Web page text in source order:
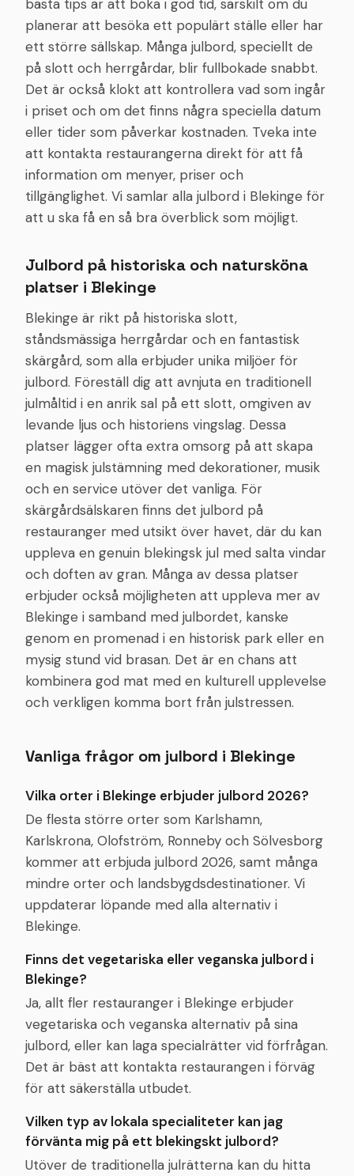
bästa tips är att boka i god tid, särskilt om du
planerar att besöka ett populärt ställe eller har
ett större sällskap. Många julbord, speciellt de
på slott och herrgårdar, blir fullbokade snabbt.
Det är också klokt att kontrollera vad som ingår
i priset och om det finns några speciella datum
eller tider som påverkar kostnaden. Tveka inte
att kontakta restaurangerna direkt för att få
information om menyer, priser och
tillgänglighet. Vi samlar alla julbord i Blekinge för
att u ska få en så bra överblick som möjligt.
Julbord på historiska och natursköna
platser i Blekinge
Blekinge är rikt på historiska slott,
ståndsmässiga herrgårdar och en fantastisk
skärgård, som alla erbjuder unika miljöer för
julbord. Föreställ dig att avnjuta en traditionell
julmåltid i en anrik sal på ett slott, omgiven av
levande ljus och historiens vingslag. Dessa
platser lägger ofta extra omsorg på att skapa
en magisk julstämning med dekorationer, musik
och en service utöver det vanliga. För
skärgårdsälskaren finns det julbord på
restauranger med utsikt över havet, där du kan
uppleva en genuin blekingsk jul med salta vindar
och doften av gran. Många av dessa platser
erbjuder också möjligheten att uppleva mer av
Blekinge i samband med julbordet, kanske
genom en promenad i en historisk park eller en
mysig stund vid brasan. Det är en chans att
kombinera god mat med en kulturell upplevelse
och verkligen komma bort från julstressen.
Vanliga frågor om julbord i Blekinge
Vilka orter i Blekinge erbjuder julbord 2026?
De flesta större orter som Karlshamn,
Karlskrona, Olofström, Ronneby och Sölvesborg
kommer att erbjuda julbord 2026, samt många
mindre orter och landsbygdsdestinationer. Vi
uppdaterar löpande med alla alternativ i
Blekinge.
Finns det vegetariska eller veganska julbord i
Blekinge?
Ja, allt fler restauranger i Blekinge erbjuder
vegetariska och veganska alternativ på sina
julbord, eller kan laga specialrätter vid förfrågan.
Det är bäst att kontakta restaurangen i förväg
för att säkerställa utbudet.
Vilken typ av lokala specialiteter kan jag
förvänta mig på ett blekingskt julbord?
Utöver de traditionella julrätterna kan du hitta